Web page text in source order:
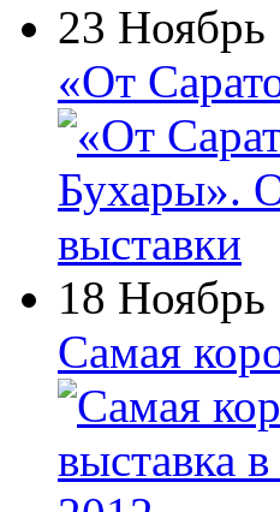
23 Ноябрь
«От
18 Ноябрь
Самая